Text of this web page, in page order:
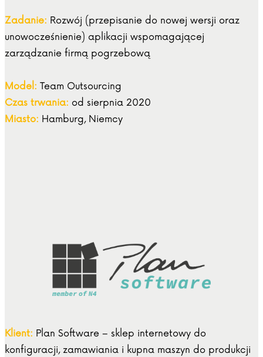
Zadanie: Rozwój (przepisanie do nowej wersji oraz
unowocześnienie) aplikacji wspomagającej
zarządzanie firmą pogrzebową
Model: Team Outsourcing
Czas trwania: od sierpnia 2020
Miasto: Hamburg, Niemcy
Klient: Plan Software – sklep internetowy do
konfiguracji, zamawiania i kupna maszyn do produkcji